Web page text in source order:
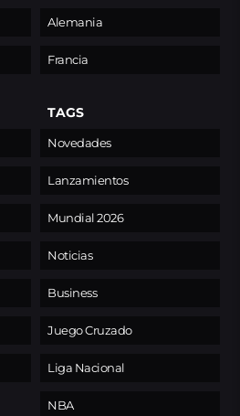
Alemania
Francia
TAGS
Novedades
Lanzamientos
Mundial 2026
Noticias
Business
Juego Cruzado
Liga Nacional
NBA